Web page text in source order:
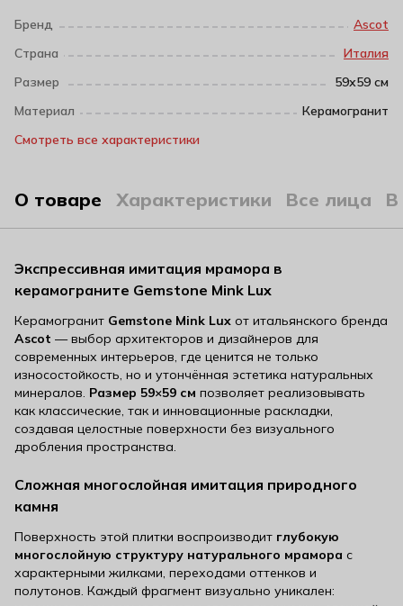
Бренд
Ascot
Страна
Италия
Размер
59х59 см
Материал
Керамогранит
Смотреть все характеристики
О товаре Характеристики Все лица В
Экспрессивная имитация мрамора в
керамограните Gemstone Mink Lux
Керамогранит Gemstone Mink Lux от итальянского бренда
Ascot — выбор архитекторов и дизайнеров для
современных интерьеров, где ценится не только
износостойкость, но и утончённая эстетика натуральных
минералов. Размер 59×59 см позволяет реализовывать
как классические, так и инновационные раскладки,
создавая целостные поверхности без визуального
дробления пространства.
Сложная многослойная имитация природного
камня
Поверхность этой плитки воспроизводит глубокую
многослойную структуру натурального мрамора с
характерными жилками, переходами оттенков и
полутонов. Каждый фрагмент визуально уникален: